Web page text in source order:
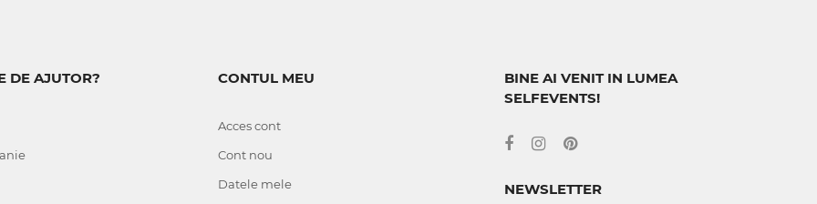
DE AJUTOR? CONTUL MEU
Acces cont
Cont nou
Datele mele
BINE AI VENIT IN LUMEA
SELFEVENTS!
NEWSLETTER